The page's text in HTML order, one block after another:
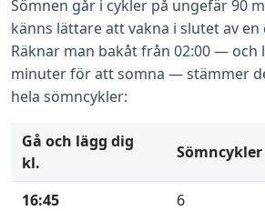
Sömnen går i cykler på ungefär 90
känns lättare att vakna i slutet av en
Räknar man bakåt från 02:00 — och
minuter för att somna — stämmer
hela sömncykler:
Gå och lägg dig
kl.
Sömncykler
16:45 6